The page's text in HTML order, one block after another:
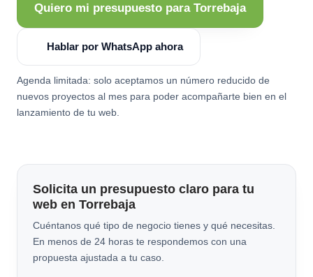
Quiero mi presupuesto para Torrebaja
Hablar por WhatsApp ahora
Agenda limitada: solo aceptamos un número reducido de
nuevos proyectos al mes para poder acompañarte bien en el
lanzamiento de tu web.
Solicita un presupuesto claro para tu
web en Torrebaja
Cuéntanos qué tipo de negocio tienes y qué necesitas.
En menos de 24 horas te respondemos con una
propuesta ajustada a tu caso.